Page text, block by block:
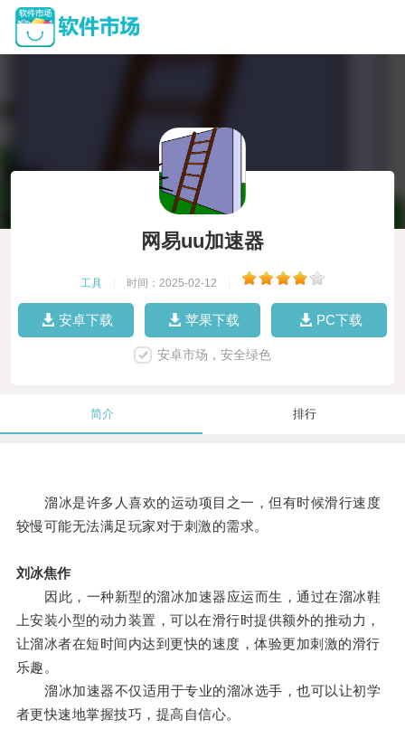
网易uu加速器
工具 时间：2025-02-12
安卓下载 苹果下载 PC下载
安卓市场，安全绿色
简介 排行
溜冰是许多人喜欢的运动项目之一，但有时候滑行速度
较慢可能无法满足玩家对于刺激的需求。
刘冰焦作
因此，一种新型的溜冰加速器应运而生，通过在溜冰鞋
上安装小型的动力装置，可以在滑行时提供额外的推动力，
让溜冰者在短时间内达到更快的速度，体验更加刺激的滑行
乐趣。
溜冰加速器不仅适用于专业的溜冰选手，也可以让初学
者更快速地掌握技巧，提高自信心。